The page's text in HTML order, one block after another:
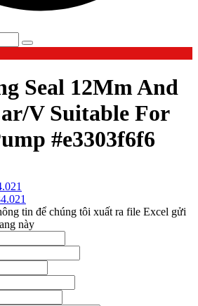
Seal 12Mm And
V Suitable For
#e3303f6f6
tin để chúng tôi xuất ra file Excel gửi
này